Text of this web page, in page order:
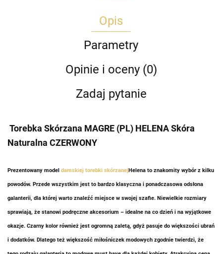
Opis
Parametry
Opinie i oceny (0)
Zadaj pytanie
Torebka Skórzana MAGRE (PL) HELENA Skóra
Naturalna CZERWONY
Prezentowany model damskiej torebki skórzanejHelena to znakomity wybór z kilku
powodów. Przede wszystkim jest to bardzo klasyczna i ponadczasowa odsłona
galanterii, dla której warto znaleźć miejsce w swojej szafie. Niewielkie rozmiary
sprawiają, że stanowi podręczne akcesorium – idealne na co dzień i na wyjątkowe
okazje. Czarny kolor również jest ogromną zaletą, gdyż pasuje do większości ubrań
i dodatków. Dlatego też większość miłośniczek modowych zgodnie twierdzi, że